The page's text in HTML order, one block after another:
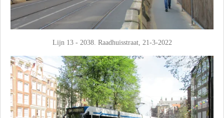
Lijn 13 - 2038. Raadhuisstraat, 21-3-2022